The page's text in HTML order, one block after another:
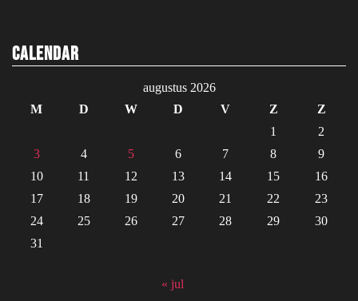
Calendar
augustus 2026
M
D W D V Z
Z
1
2
3
4 5 6 7 8
9
10
11 12 13 14 15
16
17
18 19 20 21 22
23
24
25 26 27 28 29
30
31
« jul